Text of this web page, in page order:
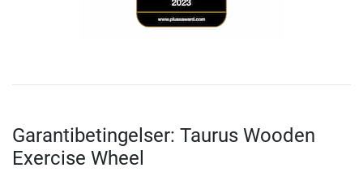
Garantibetingelser: Taurus Wooden
Exercise Wheel